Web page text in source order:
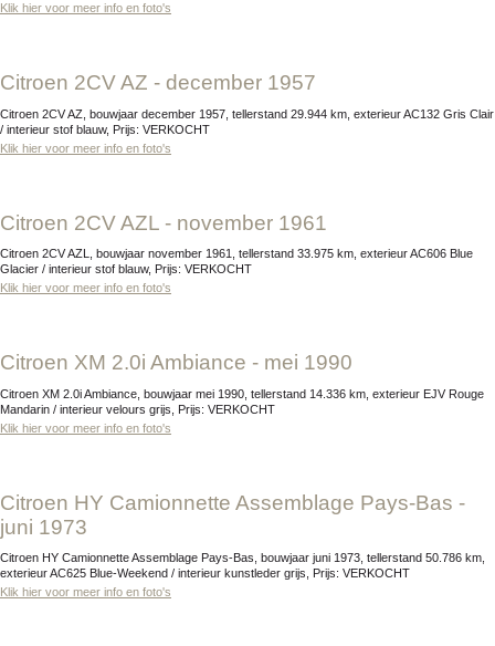
Klik hier voor meer info en foto's
Citroen 2CV AZ - december 1957
Citroen 2CV AZ, bouwjaar december 1957, tellerstand 29.944 km, exterieur AC132 Gris Clair
/ interieur stof blauw, Prijs: VERKOCHT
Klik hier voor meer info en foto's
Citroen 2CV AZL - november 1961
Citroen 2CV AZL, bouwjaar november 1961, tellerstand 33.975 km, exterieur AC606 Blue
Glacier / interieur stof blauw, Prijs: VERKOCHT
Klik hier voor meer info en foto's
Citroen XM 2.0i Ambiance - mei 1990
Citroen XM 2.0i Ambiance, bouwjaar mei 1990, tellerstand 14.336 km, exterieur EJV Rouge
Mandarin / interieur velours grijs, Prijs: VERKOCHT
Klik hier voor meer info en foto's
Citroen HY Camionnette Assemblage Pays-Bas -
juni 1973
Citroen HY Camionnette Assemblage Pays-Bas, bouwjaar juni 1973, tellerstand 50.786 km,
exterieur AC625 Blue-Weekend / interieur kunstleder grijs, Prijs: VERKOCHT
Klik hier voor meer info en foto's